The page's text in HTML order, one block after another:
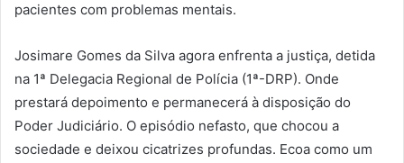
pacientes com problemas mentais.
Josimare Gomes da Silva agora enfrenta a justiça, detida
na 1ª Delegacia Regional de Polícia (1ª-DRP). Onde
prestará depoimento e permanecerá à disposição do
Poder Judiciário. O episódio nefasto, que chocou a
sociedade e deixou cicatrizes profundas. Ecoa como um